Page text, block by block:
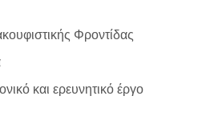
Φροντίδας
και ερευνητικό έργο